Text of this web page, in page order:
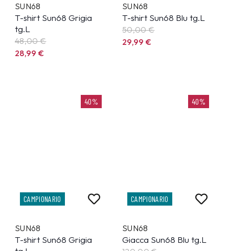
SUN68
T-shirt Sun68 Grigia
tg.L
48,00 €
28,99€
SUN68
T-shirt Sun68 Blu tg.L
50,00 €
29,99€
40%
CAMPIONARIO
SUN68
T-shirt Sun68 Grigia
40%
CAMPIONARIO
SUN68
Giacca Sun68 Blu tg.L